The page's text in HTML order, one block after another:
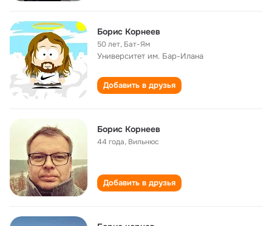
Борис Корнеев
50 лет, Бат-Ям
Университет им. Бар-Илана
Добавить в друзья
Борис Корнеев
44 года, Вильнюс
Добавить в друзья